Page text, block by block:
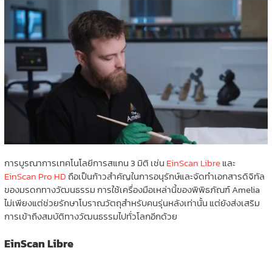
การบูรณาการเทคโนโลยีการสแกน 3 มิติ เช่น EinScan Libreและ
EinScan Pro HDถือเป็นก้าวสำคัญในการอนุรักษ์และจัดทำเอกสารดิจิทัล
ของมรดกทางวัฒนธรรม การใช้เครื่องมือเหล่านี้ของพิพิธภัณฑ์ Amelia
ไม่เพียงแต่ช่วยรักษาโบราณวัตถุสำหรับคนรุ่นหลังเท่านั้น แต่ยังส่งเสริม
การเข้าถึงสมบัติทางวัฒนธรรมไปทั่วโลกอีกด้วย
EinScan Libre